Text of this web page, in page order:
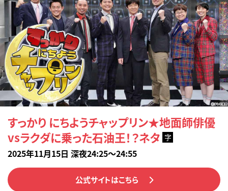
すっかり にちようチャップリン★地面師俳優
vsラクダに乗った石油王！？ネタ 字
2025年11月15日 深夜24:25～24:55
公式サイトはこちら